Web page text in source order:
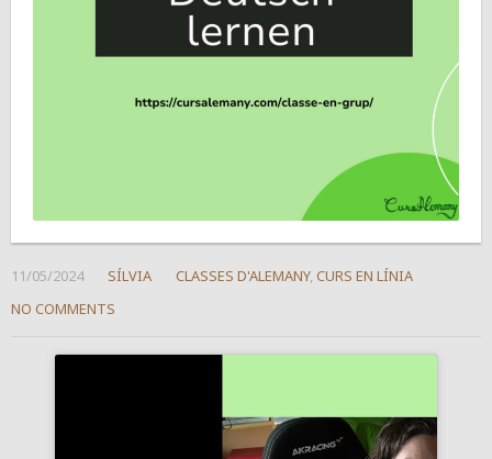
11/05/2024 SÍLVIA CLASSES D'ALEMANY, CURS EN LÍNIA
NO COMMENTS